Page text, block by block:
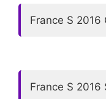
France S 2016
France S 2016